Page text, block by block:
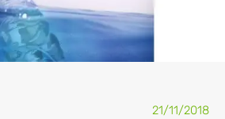
21/11/2018